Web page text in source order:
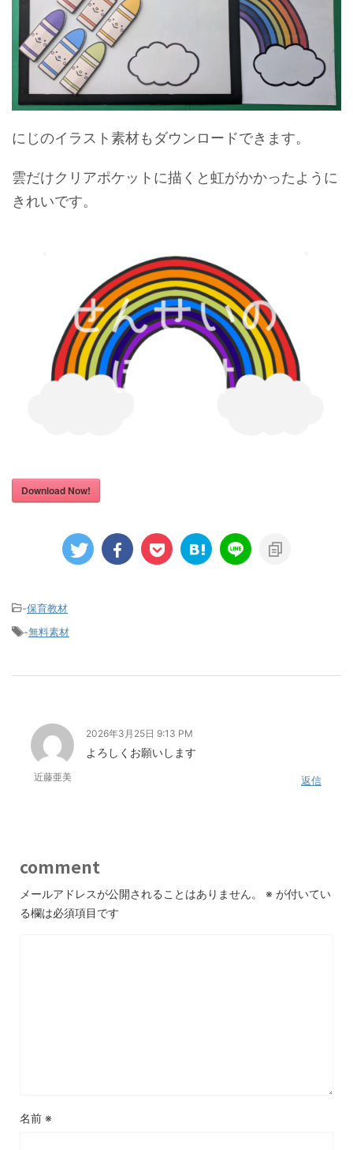
にじのイラスト素材もダウンロードできます。
雲だけクリアポケットに描くと虹がかかったように
きれいです。
Download Now!
-保育教材
-無料素材
近藤亜美
2026年3月25日 9:13 PM
よろしくお願いします
返信
comment
メールアドレスが公開されることはありません。 ※ が付いてい
る欄は必須項目です
名前 ※